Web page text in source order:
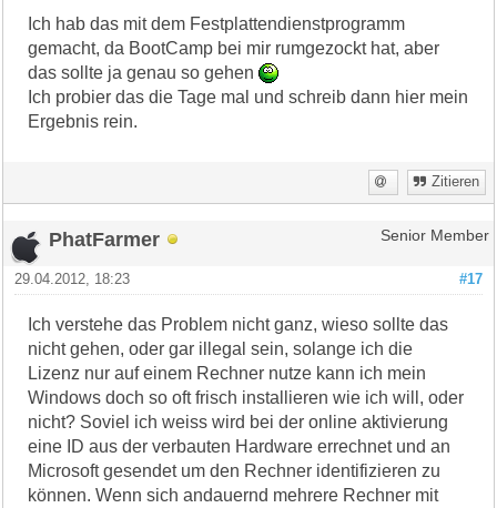
Ich hab das mit dem Festplattendienstprogramm
gemacht, da BootCamp bei mir rumgezockt hat, aber
das sollte ja genau so gehen
Ich probier das die Tage mal und schreib dann hier mein
Ergebnis rein.
Zitieren
PhatFarmer Senior Member
#17
29.04.2012, 18:23
Ich verstehe das Problem nicht ganz, wieso sollte das
nicht gehen, oder gar illegal sein, solange ich die
Lizenz nur auf einem Rechner nutze kann ich mein
Windows doch so oft frisch installieren wie ich will, oder
nicht? Soviel ich weiss wird bei der online aktivierung
eine ID aus der verbauten Hardware errechnet und an
Microsoft gesendet um den Rechner identifizieren zu
können. Wenn sich andauernd mehrere Rechner mit